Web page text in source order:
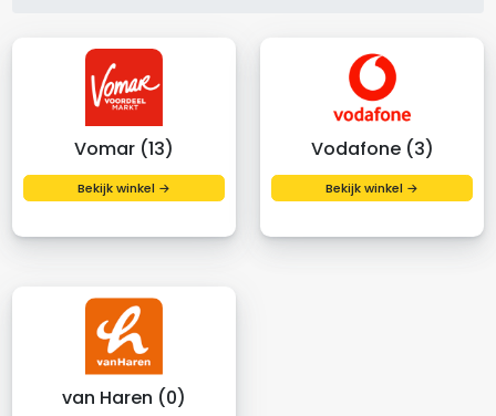
Vomar (13)
Bekijk winkel →
Vodafone (3)
Bekijk winkel →
van Haren (0)